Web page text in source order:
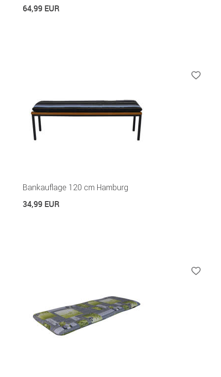
64,99 EUR
Bankauflage 120 cm Hamburg
34,99 EUR